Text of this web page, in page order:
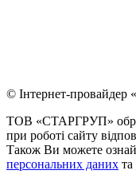
© Інтернет-
ТОВ «СТАРГРУП»
при роботі сайту
Також Ви можете
персональних даних та